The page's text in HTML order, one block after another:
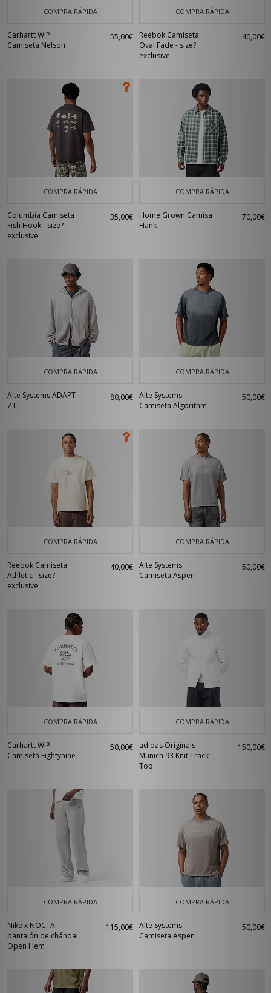
COMPRA RÁPIDA
Carhartt WIP
Camiseta Nelson
55,00€
COMPRA RÁPIDA
Reebok Camiseta
Oval Fade - size?
exclusive
40,00€
COMPRA RÁPIDA
Columbia Camiseta
Fish Hook - size?
exclusive
35,00€
COMPRA RÁPIDA
Home Grown Camisa
Hank
70,00€
COMPRA RÁPIDA
Alte Systems ADAPT
ZT
80,00€
COMPRA RÁPIDA
Alte Systems
Camiseta Algorithm
50,00€
COMPRA RÁPIDA
Reebok Camiseta
Athletic - size?
exclusive
40,00€
COMPRA RÁPIDA
Alte Systems
Camiseta Aspen
50,00€
COMPRA RÁPIDA
Carhartt WIP
Camiseta Eightynine
50,00€
COMPRA RÁPIDA
adidas Originals
Munich 93 Knit Track
Top
150,00€
COMPRA RÁPIDA
Nike x NOCTA
pantalón de chándal
Open Hem
115,00€
COMPRA RÁPIDA
Alte Systems
Camiseta Aspen
50,00€